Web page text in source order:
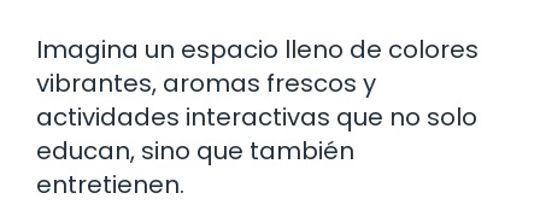
Imagina un espacio lleno de colores
vibrantes, aromas frescos y
actividades interactivas que no solo
educan, sino que también
entretienen.